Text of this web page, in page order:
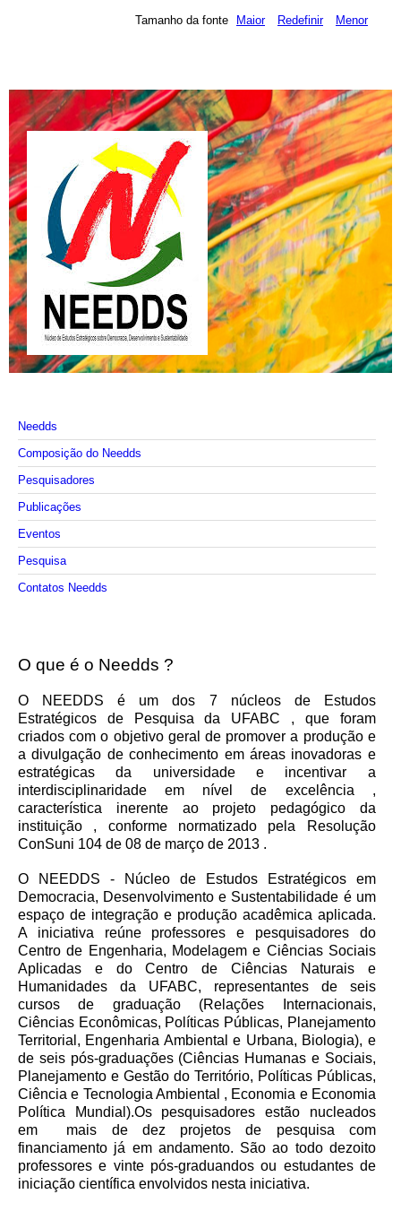
Tamanho da fonte Maior Redefinir Menor
Needds
Composição do Needds
Pesquisadores
Publicações
Eventos
Pesquisa
Contatos Needds
O que é o Needds ?
O NEEDDS é um dos 7 núcleos de Estudos
Estratégicos de Pesquisa da UFABC , que foram
criados com o objetivo geral de promover a produção e
a divulgação de conhecimento em áreas inovadoras e
estratégicas da universidade e incentivar a
interdisciplinaridade em nível de excelência ,
característica inerente ao projeto pedagógico da
instituição , conforme normatizado pela Resolução
ConSuni 104 de 08 de março de 2013 .
O NEEDDS - Núcleo de Estudos Estratégicos em
Democracia, Desenvolvimento e Sustentabilidade é um
espaço de integração e produção acadêmica aplicada.
A iniciativa reúne professores e pesquisadores do
Centro de Engenharia, Modelagem e Ciências Sociais
Aplicadas e do Centro de Ciências Naturais e
Humanidades da UFABC, representantes de seis
cursos de graduação (Relações Internacionais,
Ciências Econômicas, Políticas Públicas, Planejamento
Territorial, Engenharia Ambiental e Urbana, Biologia), e
de seis pós-graduações (Ciências Humanas e Sociais,
Planejamento e Gestão do Território, Políticas Públicas,
Ciência e Tecnologia Ambiental , Economia e Economia
Política Mundial).Os pesquisadores estão nucleados
em mais de dez projetos de pesquisa com
financiamento já em andamento. São ao todo dezoito
professores e vinte pós-graduandos ou estudantes de
iniciação científica envolvidos nesta iniciativa.